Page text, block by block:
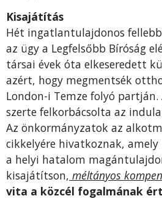
Kisajátítás
Hét ingatlantulajdonos
az ügy a Legfelsőbb Bíróság
társai évek óta elkeseredett
azért, hogy megmentsék
London-i Temze folyó
szerte felkorbácsolta az
Az önkormányzatok az
cikkelyére hivatkoznak,
a helyi hatalom
kisajátítson, méltányos
vita a közcél fogalmának